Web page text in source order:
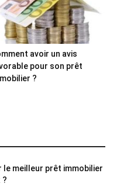
avoir un avis
pour son prêt
?
le meilleur prêt immobilier
?